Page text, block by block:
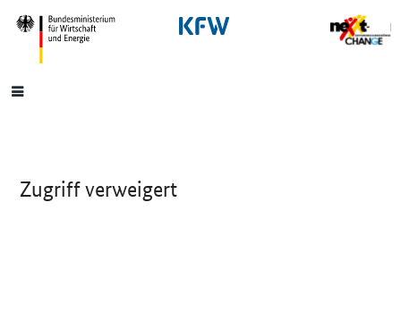
SrOnlyNavigation
Hauptmenü
Zugriff verweigert